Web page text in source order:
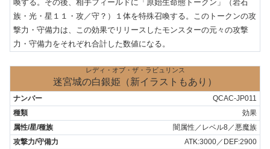
喚する。その後、相手フィールドに「原始生命態トークン」（岩石
族・光・星１１・攻／守？）１体を特殊召喚する。このトークンの攻
撃力・守備力は、この効果でリリースしたモンスターの元々の攻撃
力・守備力をそれぞれ合計した数値になる。
レディ・オブ・ザ・ラビュリンス
迷宮城の白銀姫（新イラストもあり）
QCAC-JP011
効果
闇属性／レベル8／悪魔族
ATK:3000／DEF:2900